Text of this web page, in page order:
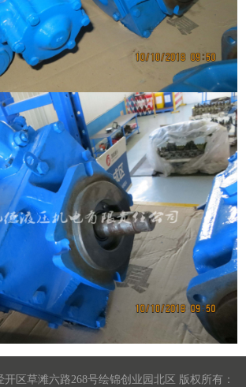
区草滩六路268号绘锦创业园北区 版权所有：